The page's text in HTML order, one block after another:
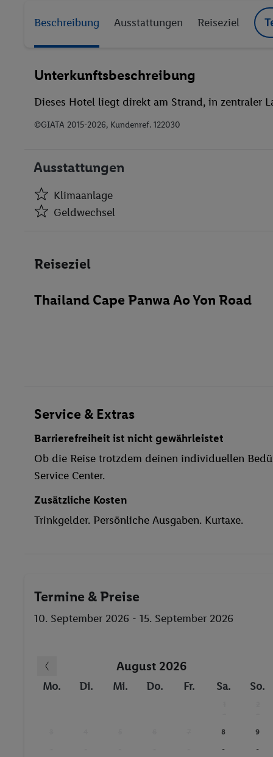
Beschreibung Ausstattungen Reiseziel
Unterkunftsbeschreibung
Dieses Hotel liegt direkt am Strand, in zentraler
©GIATA 2015-2026, Kundenref. 122030
Ausstattungen
Klimaanlage
Geldwechsel
Geldwechsel
Café
Restaurant(s)
Bar
Außenpool(s)
Pool- / Snackbar
Sonnenschirme
Massage
Reiten
Massagen
Reiseziel
Thailand Cape Panwa Ao Yon Road
Service & Extras
Barrierefreiheit ist nicht gewährleistet
Ob die Reise trotzdem deinen individuellen
Service Center.
Zusätzliche Kosten
Trinkgelder. Persönliche Ausgaben. Kurtaxe.
Termine & Preise
10. September 2026 - 15. September 2026
August 2026
Mo. Di. Mi. Do. Fr. Sa. So.
8
-
9
-